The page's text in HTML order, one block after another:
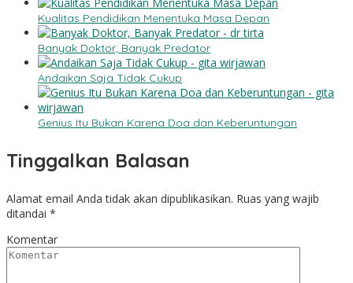
Kualitas Pendidikan Menentuka Masa Depan
Banyak Doktor, Banyak Predator
Andaikan Saja Tidak Cukup
Genius Itu Bukan Karena Doa dan Keberuntungan
Tinggalkan Balasan
Alamat email Anda tidak akan dipublikasikan. Ruas yang wajib
ditandai *
Komentar